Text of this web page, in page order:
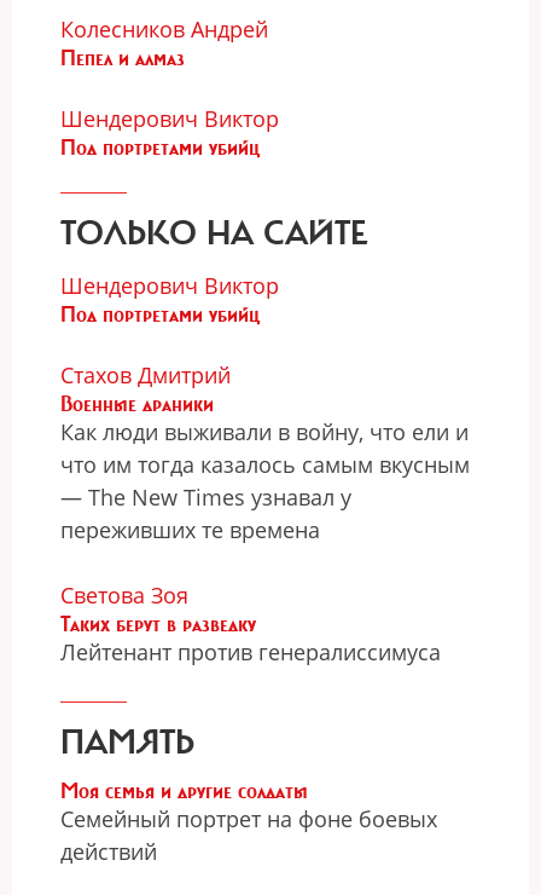
Колесников Андрей
Пепел и алмаз
Шендерович Виктор
Под портретами убийц
ТОЛЬКО НА САЙТЕ
Шендерович Виктор
Под портретами убийц
Стахов Дмитрий
Военные драники
Как люди выживали в войну, что ели и
что им тогда казалось самым вкусным
— The New Times узнавал у
переживших те времена
Светова Зоя
Таких берут в разведку
Лейтенант против генералиссимуса
ПАМЯТЬ
Моя семья и другие солдаты
Семейный портрет на фоне боевых
действий